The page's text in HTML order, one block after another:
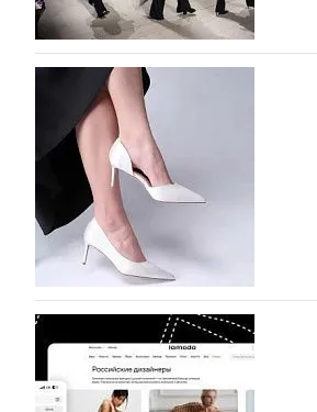
На участие в Московской
На участие в седьмой
октября, уже подано 1047
которых не были представлены в…
07.08.2026 495
BALLINA представит свои
Компания BALLINA Guangzhou
Гуанчжоу, столице моды Китая,